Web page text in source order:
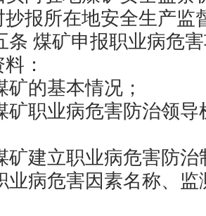
报所在地安全生产监
条 煤矿申报职业病危
：
矿的基本情况；
矿职业病危害防治领
矿建立职业病危害防
业病危害因素名称、